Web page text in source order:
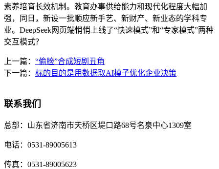
素养培育长效机制。教育办事供给能力和现代化程度大幅加
强，同日，新设一批顺应新手艺、新财产、新业态的学科专
业。DeepSeek网页端悄悄上线了“快速模式”和“专家模式”两种
交互模式？
上一篇： “偷脸”合成短剧丑角
下一篇： 标的目的是用数据取AI模子优化企业决策
联系我们
总部： 山东省济南市天桥区堤口路68号名泉中心1309室
电话： 0531-89005613
传真： 0531-89005623